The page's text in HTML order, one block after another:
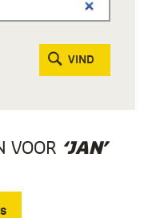
VIND
VOOR ‘JAN’